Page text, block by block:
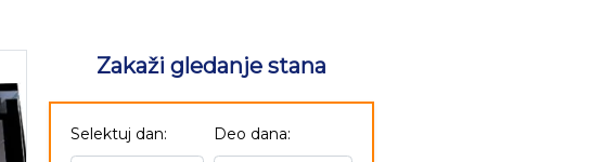
Zakaži gledanje stana
Selektuj dan: Deo dana: